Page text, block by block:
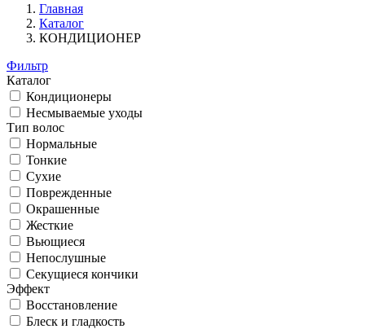
Главная
Каталог
КОНДИЦИОНЕР
Фильтр
Каталог
Кондиционеры
Несмываемые уходы
Тип волос
Нормальные
Тонкие
Сухие
Поврежденные
Окрашенные
Жесткие
Вьющиеся
Непослушные
Секущиеся кончики
Эффект
Восстановление
Блеск и гладкость